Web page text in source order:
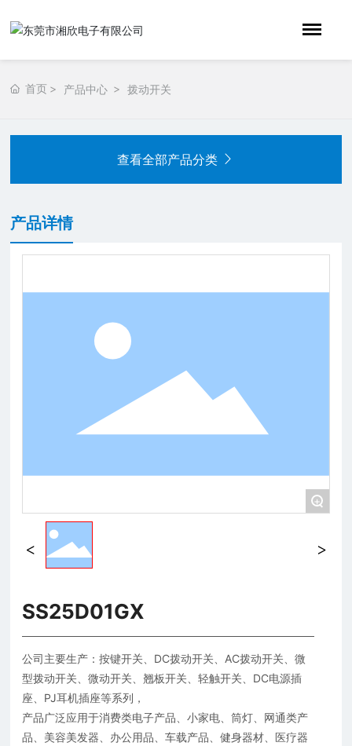
首页 产品中心 拨动开关
查看全部产品分类
产品详情
+
SS25D01GX
公司主要生产：按键开关、DC拨动开关、AC拨动开关、微
型拨动开关、微动开关、翘板开关、轻触开关、DC电源插
座、PJ耳机插座等系列，
产品广泛应用于消费类电子产品、小家电、筒灯、网通类产
品、美容美发器、办公用品、车载产品、健身器材、医疗器